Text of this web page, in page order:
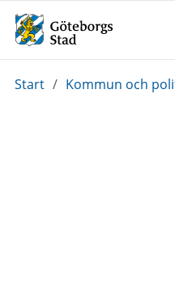
Du
Start / Kommun och